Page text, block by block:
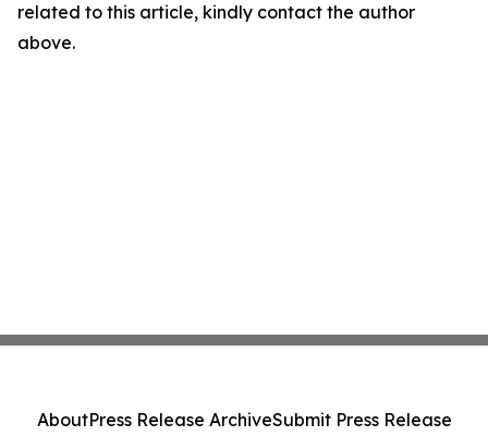
related to this article, kindly contact the author
above.
AboutPress Release ArchiveSubmit Press Release